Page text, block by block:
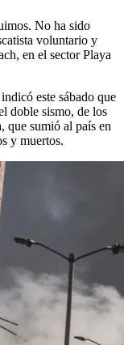
No ha sido
voluntario y
en el sector Playa
este sábado que
doble sismo, de los
que sumió al país en
y muertos.